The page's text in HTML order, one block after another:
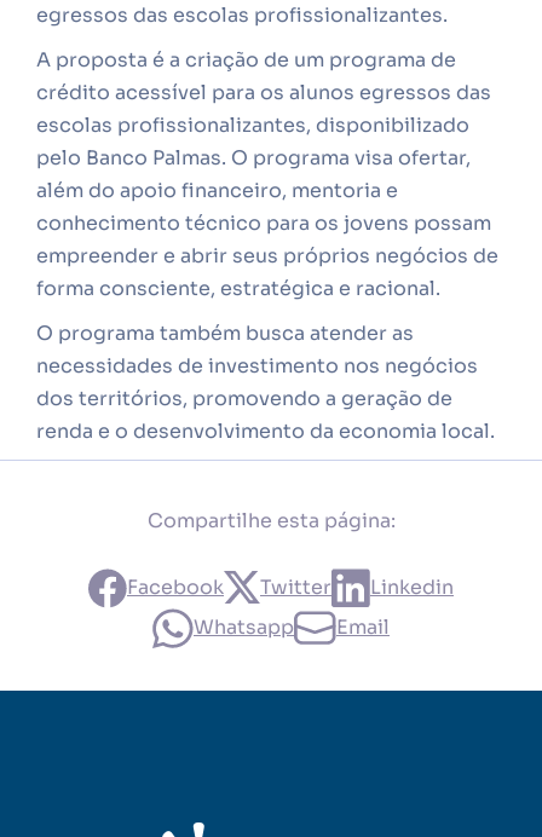
egressos das escolas profissionalizantes.
A proposta é a criação de um programa de
crédito acessível para os alunos egressos das
escolas profissionalizantes, disponibilizado
pelo Banco Palmas. O programa visa ofertar,
além do apoio financeiro, mentoria e
conhecimento técnico para os jovens possam
empreender e abrir seus próprios negócios de
forma consciente, estratégica e racional.
O programa também busca atender as
necessidades de investimento nos negócios
dos territórios, promovendo a geração de
renda e o desenvolvimento da economia local.
Compartilhe esta página:
Facebook Twitter
Linkedin
Whatsapp
Email